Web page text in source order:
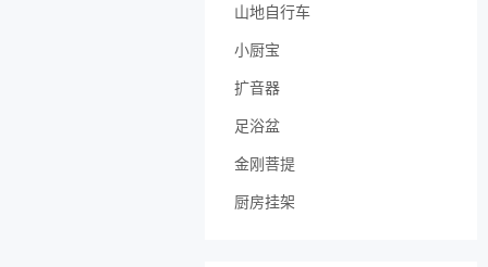
山地自行车
小厨宝
扩音器
足浴盆
金刚菩提
厨房挂架